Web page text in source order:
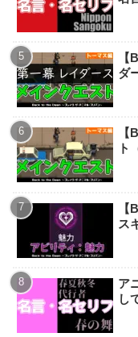
ダ
ト
ス
ア
し